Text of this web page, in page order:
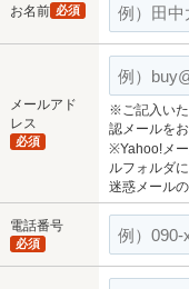
お名前 必須
メールアド
レス
必須
※ご記入い
認メールを
※Yahoo!メ
ルフォルダ
迷惑メール
電話番号
必須